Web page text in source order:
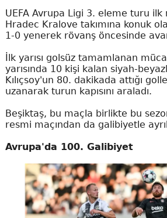
UEFA Avrupa Ligi 3. eleme turu ilk
Hradec Kralove takımına konuk
1-0 yenerek rövanş öncesinde
İlk yarısı golsüz tamamlanan
yarısında 10 kişi kalan siyah-
Kılıçsoy'un 80. dakikada attığı
uzanarak turun kapısını araladı.
Beşiktaş, bu maçla birlikte bu
resmi maçından da galibiyetle
Avrupa'da 100. Galibiyet